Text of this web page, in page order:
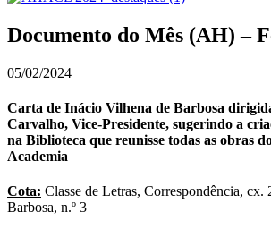
Documento do Mês (AH) –
05/02/2024
Carta de Inácio Vilhena de Barbosa
Carvalho, Vice-Presidente, sugerindo a
na Biblioteca que reunisse todas as obras
Academia
Cota: Classe de Letras, Correspondência,
Barbosa, n.º 3